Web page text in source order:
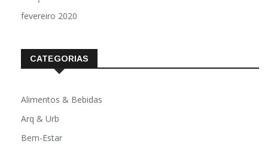
fevereiro 2020
CATEGORIAS
Alimentos & Bebidas
Arq & Urb
Bem-Estar